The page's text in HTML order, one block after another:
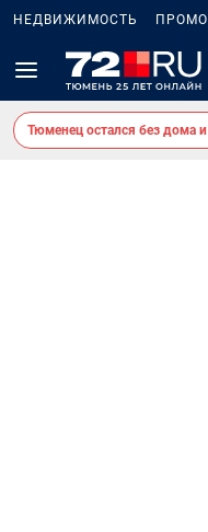
НЕДВИЖИМОСТЬ
Тюменец остался без дома